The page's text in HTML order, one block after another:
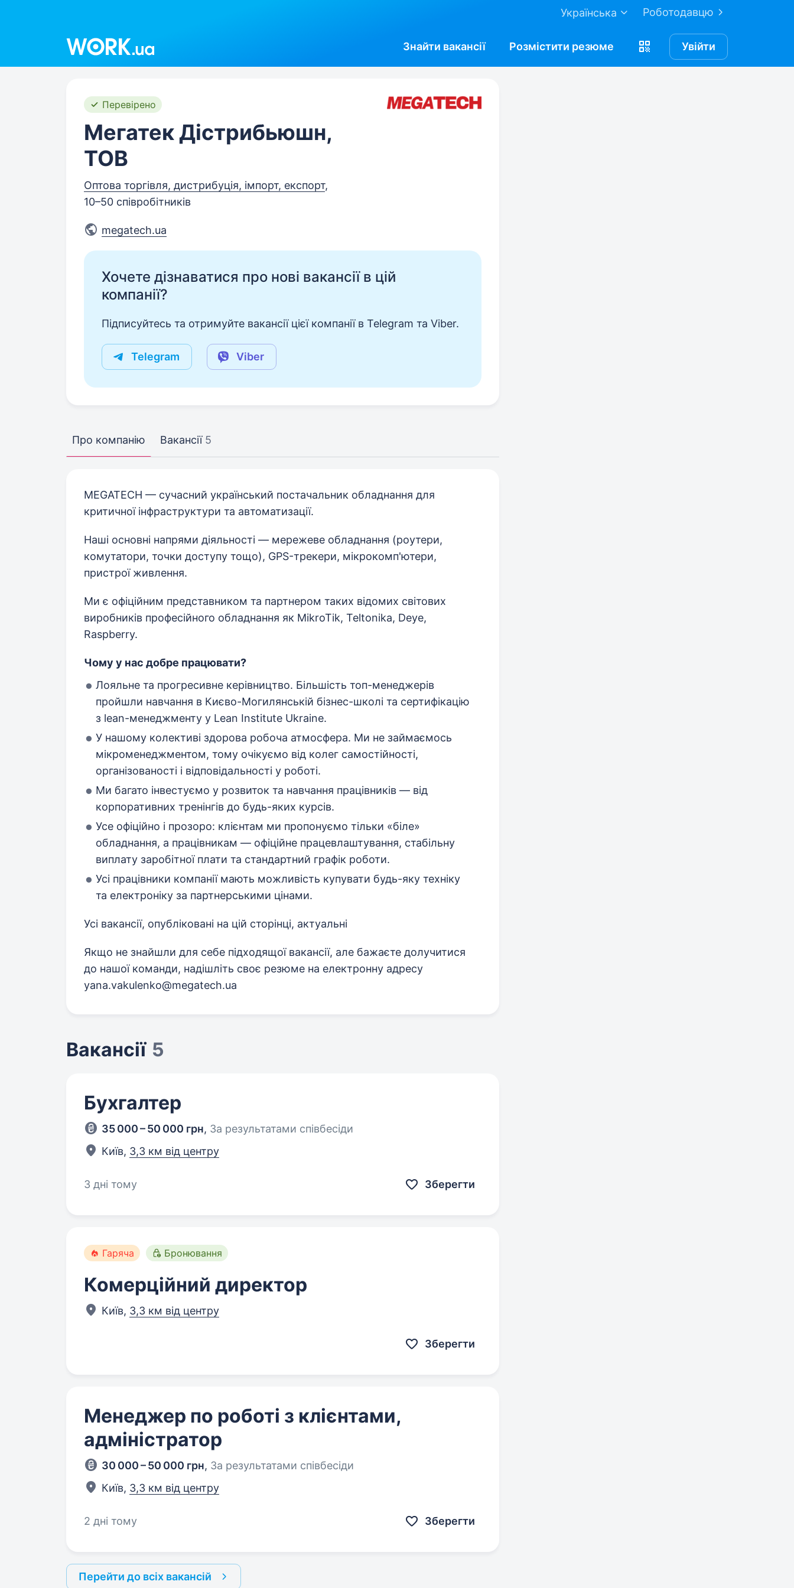
Роботодавцю
Українська
Знайти вакансії Розмістити резюме Увійти
Перевірено
Мегатек Дістрибьюшн,
ТОВ
Оптова торгівля, дистрибуція, імпорт, експорт,
10–50 співробітників
megatech.ua
Хочете дізнаватися про нові вакансії в цій
компанії?
Підписуйтесь та отримуйте вакансії цієї компанії в Telegram та Viber.
Telegram Viber
Про компанію Вакансії 5
MEGATECH — сучасний український постачальник обладнання для
критичної інфраструктури та автоматизації.
Наші основні напрями діяльності — мережеве обладнання (роутери,
комутатори, точки доступу тощо), GPS-трекери, мікрокомп'ютери,
пристрої живлення.
Ми є офіційним представником та партнером таких відомих світових
виробників професійного обладнання як MikroTik, Teltonika, Deye,
Raspberry.
Чому у нас добре працювати?
Лояльне та прогресивне керівництво. Більшість топ-менеджерів
пройшли навчання в Києво-Могилянській бізнес-школі та сертифікацію
з lean-менеджменту у Lean Institute Ukraine.
У нашому колективі здорова робоча атмосфера. Ми не займаємось
мікроменеджментом, тому очікуємо від колег самостійності,
організованості і відповідальності у роботі.
Ми багато інвестуємо у розвиток та навчання працівників — від
корпоративних тренінгів до будь-яких курсів.
Усе офіційно і прозоро: клієнтам ми пропонуємо тільки «біле»
обладнання, а працівникам — офіційне працевлаштування, стабільну
виплату заробітної плати та стандартний графік роботи.
Усі працівники компанії мають можливість купувати будь-яку техніку
та електроніку за партнерськими цінами.
Усі вакансії, опубліковані на цій сторінці, актуальні
Якщо не знайшли для себе підходящої вакансії, але бажаєте долучитися
до нашої команди, надішліть своє резюме на електронну адресу
yana.vakulenko@megatech.ua
Вакансії 5
Бухгалтер
35 000 – 50 000 грн, За результатами співбесіди
Київ, 3,3 км від центру
3 дні тому Зберегти
Гаряча Бронювання
Комерційний директор
Київ, 3,3 км від центру
Зберегти
Менеджер по роботі з клієнтами,
адміністратор
30 000 – 50 000 грн, За результатами співбесіди
Київ, 3,3 км від центру
2 дні тому Зберегти
Перейти до всіх вакансій